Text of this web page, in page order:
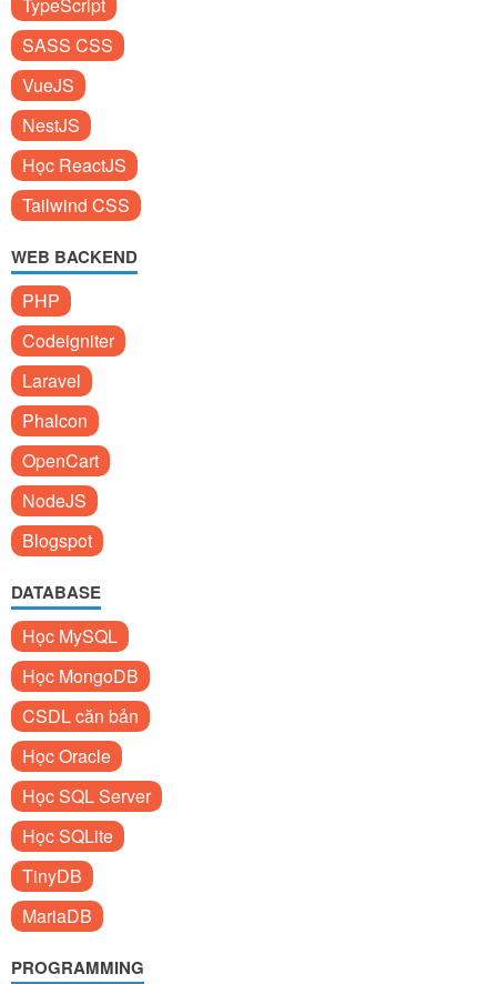
TypeScript
SASS CSS
VueJS
NestJS
Học ReactJS
Tailwind CSS
WEB BACKEND
PHP
Codeigniter
Laravel
Phalcon
OpenCart
NodeJS
Blogspot
DATABASE
Học MySQL
Học MongoDB
CSDL căn bản
Học Oracle
Học SQL Server
Học SQLite
TinyDB
MariaDB
PROGRAMMING